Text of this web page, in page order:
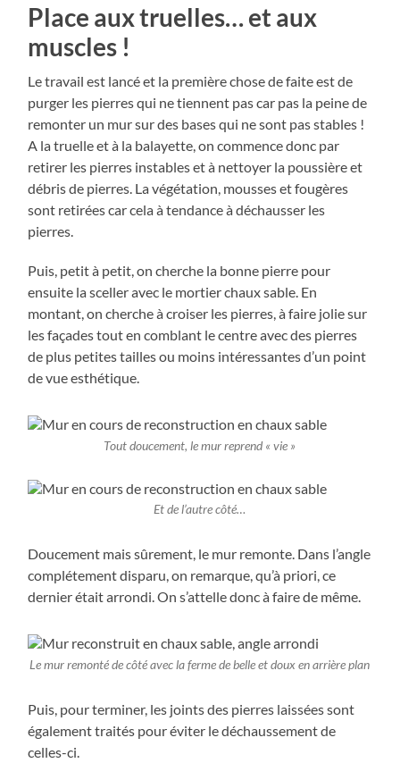
Place aux truelles… et aux
muscles !
Le travail est lancé et la première chose de faite est de
purger les pierres qui ne tiennent pas car pas la peine de
remonter un mur sur des bases qui ne sont pas stables !
A la truelle et à la balayette, on commence donc par
retirer les pierres instables et à nettoyer la poussière et
débris de pierres. La végétation, mousses et fougères
sont retirées car cela à tendance à déchausser les
pierres.
Puis, petit à petit, on cherche la bonne pierre pour
ensuite la sceller avec le mortier chaux sable. En
montant, on cherche à croiser les pierres, à faire jolie sur
les façades tout en comblant le centre avec des pierres
de plus petites tailles ou moins intéressantes d’un point
de vue esthétique.
Tout doucement, le mur reprend « vie »
Et de l’autre côté…
Doucement mais sûrement, le mur remonte. Dans l’angle
complétement disparu, on remarque, qu’à priori, ce
dernier était arrondi. On s’attelle donc à faire de même.
Le mur remonté de côté avec la ferme de belle et doux en arrière plan
Puis, pour terminer, les joints des pierres laissées sont
également traités pour éviter le déchaussement de
celles-ci.